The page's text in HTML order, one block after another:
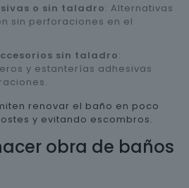
o sin taladro: Alternativas
sin perforaciones en el
sin taladro:
y estanterías adhesivas
renovar el baño en poco
y evitando escombros.
obra de baños